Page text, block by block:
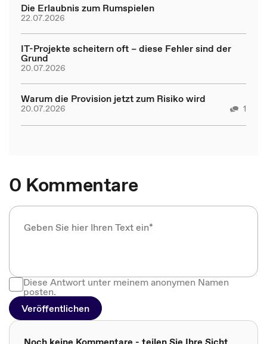
Die Erlaubnis zum Rumspielen
22.07.2026
IT-Projekte scheitern oft – diese Fehler sind der
Grund
20.07.2026
Warum die Provision jetzt zum Risiko wird
20.07.2026 1
0 Kommentare
Diese Antwort unter meinem anonymen Namen
posten.
Veröffentlichen
Noch keine Kommentare - teilen Sie Ihre Sicht